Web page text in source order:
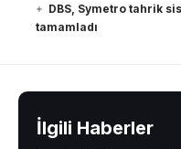
DBS, Symetro tahrik
tamamladı
İlgili Haberler